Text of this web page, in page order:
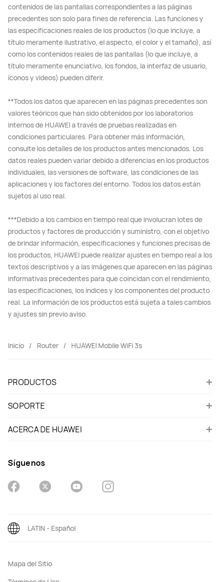
contenidos de las pantallas correspondientes a las páginas
precedentes son solo para fines de referencia. Las funciones y
las especificaciones reales de los productos (lo que incluye, a
título meramente ilustrativo, el aspecto, el color y el tamaño), así
como los contenidos reales de las pantallas (lo que incluye, a
título meramente enunciativo, los fondos, la interfaz de usuario,
íconos y videos) pueden diferir.
**Todos los datos que aparecen en las páginas precedentes son
valores teóricos que han sido obtenidos por los laboratorios
internos de HUAWEI a través de pruebas realizadas en
condiciones particulares. Para obtener más información,
consulte los detalles de los productos antes mencionados. Los
datos reales pueden variar debido a diferencias en los productos
individuales, las versiones de software, las condiciones de las
aplicaciones y los factores del entorno. Todos los datos están
sujetos al uso real.
***Debido a los cambios en tiempo real que involucran lotes de
productos y factores de producción y suministro, con el objetivo
de brindar información, especificaciones y funciones precisas de
los productos, HUAWEI puede realizar ajustes en tiempo real a los
textos descriptivos y a las imágenes que aparecen en las páginas
informativas precedentes para que coincidan con el rendimiento,
las especificaciones, los índices y los componentes del producto
real. La información de los productos está sujeta a tales cambios
y ajustes sin previo aviso.
Inicio Router HUAWEI Mobile WiFi 3s
PRODUCTOS
SOPORTE
ACERCA DE HUAWEI
Síguenos
Mapa del Sitio
LATIN - Español